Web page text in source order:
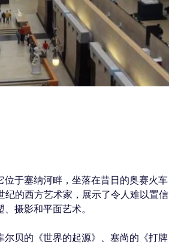
于塞纳河畔，坐落在昔日的奥赛火车
纪的西方艺术家，展示了令人难以置信
摄影和平面艺术。
贝的《世界的起源》、塞尚的《打牌